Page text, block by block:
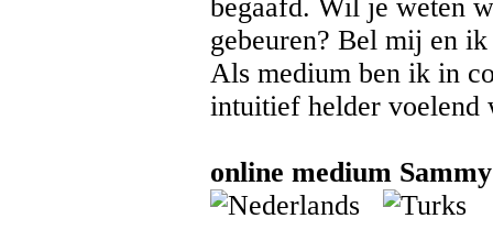
begaafd. Wil je weten
gebeuren? Bel mij en
Als medium ben ik in
intuitief helder voelend
online medium